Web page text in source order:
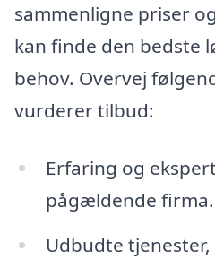
sammenligne priser
kan finde den bedste
behov. Overvej
vurderer tilbud:
Erfaring og
pågældende firma.
Udbudte tjenester,